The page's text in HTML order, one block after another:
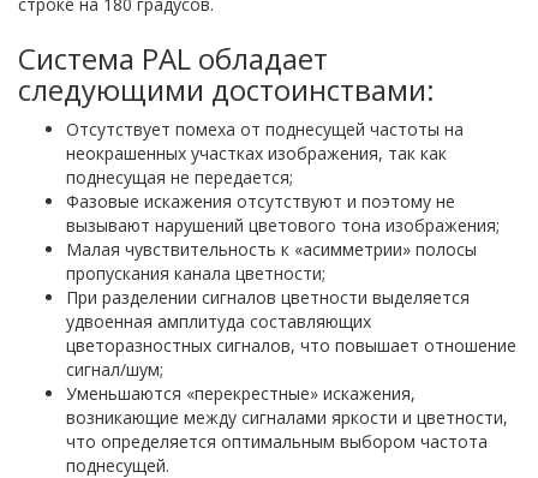
Система PAL обладает
следующими достоинствами:
Отсутствует помеха от поднесущей частоты на
неокрашенных участках изображения, так как
поднесущая не передается;
Фазовые искажения отсутствуют и поэтому не
вызывают нарушений цветового тона изображения;
Малая чувствительность к «асимметрии» полосы
пропускания канала цветности;
При разделении сигналов цветности выделяется
удвоенная амплитуда составляющих
цветоразностных сигналов, что повышает отношение
сигнал/шум;
Уменьшаются «перекрестные» искажения,
возникающие между сигналами яркости и цветности,
что определяется оптимальным выбором частота
поднесущей.